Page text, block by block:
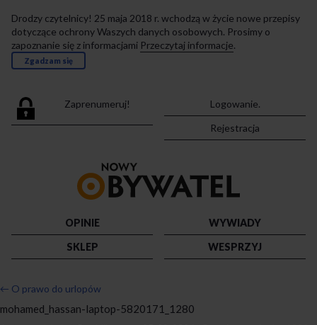
Drodzy czytelnicy! 25 maja 2018 r. wchodzą w życie nowe przepisy
dotyczące ochrony Waszych danych osobowych. Prosimy o
zapoznanie się z informacjami Przeczytaj informacje.
Zgadzam się
Zaprenumeruj!
Logowanie.
Rejestracja
strony
OPINIE
WYWIADY
SKLEP
WESPRZYJ
← O prawo do urlopów
mohamed_hassan-laptop-5820171_1280